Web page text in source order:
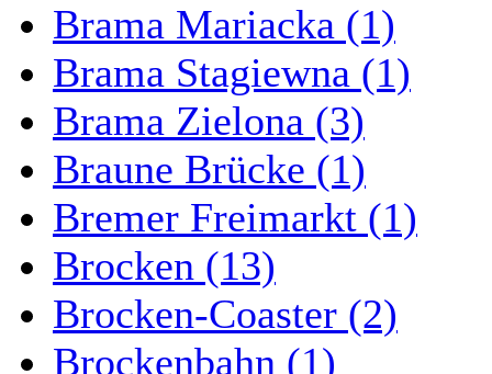
Brama Mariacka (1)
Brama Stagiewna (1)
Brama Zielona (3)
Braune Brücke (1)
Bremer Freimarkt (1)
Brocken (13)
Brocken-Coaster (2)
Brockenbahn (1)